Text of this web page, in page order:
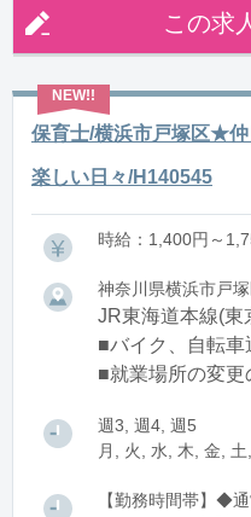
この求
保育士/横浜市戸塚区★仲
楽しい日々/H140545
時給：1,400円～
神奈川県横浜市戸
JR東海道本線(東
■バイク、自転車
■就業場所の変更
週3, 週4, 週5
月, 火, 水, 木, 金,
【勤務時間帯】◆